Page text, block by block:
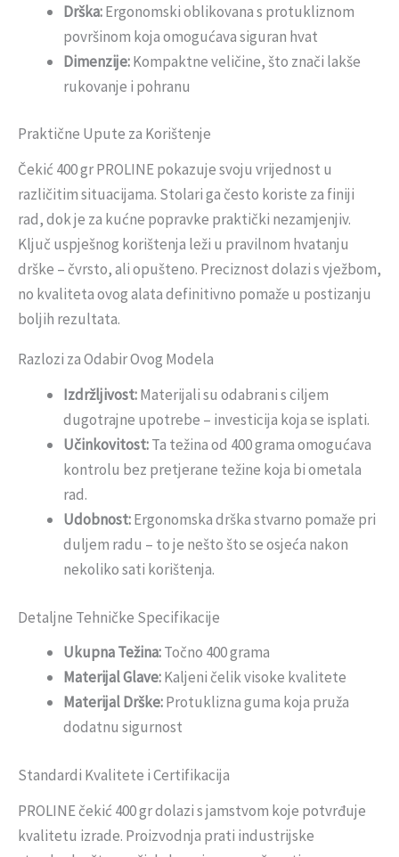
Drška:Ergonomski oblikovana s protukliznom
površinom koja omogućava siguran hvat
Dimenzije:Kompaktne veličine, što znači lakše
rukovanje i pohranu
Praktične Upute za Korištenje
Čekić 400 gr PROLINE pokazuje svoju vrijednost u
različitim situacijama. Stolari ga često koriste za finiji
rad, dok je za kućne popravke praktički nezamjenjiv.
Ključ uspješnog korištenja leži u pravilnom hvatanju
drške – čvrsto, ali opušteno. Preciznost dolazi s vježbom,
no kvaliteta ovog alata definitivno pomaže u postizanju
boljih rezultata.
Razlozi za Odabir Ovog Modela
Izdržljivost:Materijali su odabrani s ciljem
dugotrajne upotrebe – investicija koja se isplati.
Učinkovitost:Ta težina od 400 grama omogućava
kontrolu bez pretjerane težine koja bi ometala
rad.
Udobnost:Ergonomska drška stvarno pomaže pri
duljem radu – to je nešto što se osjeća nakon
nekoliko sati korištenja.
Detaljne Tehničke Specifikacije
Ukupna Težina:Točno 400 grama
Materijal Glave:Kaljeni čelik visoke kvalitete
Materijal Drške:Protuklizna guma koja pruža
dodatnu sigurnost
Standardi Kvalitete i Certifikacija
PROLINE čekić 400 gr dolazi s jamstvom koje potvrđuje
kvalitetu izrade. Proizvodnja prati industrijske